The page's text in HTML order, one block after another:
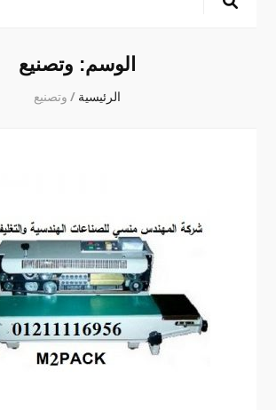
الوسم: وتصنيع
الرئيسية / وتصنيع